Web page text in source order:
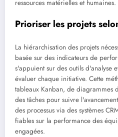
ressources matérielles et humaines.
Prioriser les projets
La hiérarchisation des projets
basée sur des indicateurs de
s'appuient sur des outils d'analyse
évaluer chaque initiative. Cette
tableaux Kanban, de diagrammes
des tâches pour suivre
des processus via des systèmes
fiables sur la performance des
engagées.